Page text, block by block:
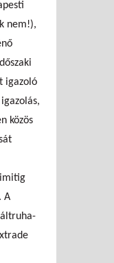
nem!),
igazoló
közös
A